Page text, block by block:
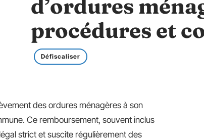
d’ordures
procédures et
Défiscaliser
des ordures ménagères à son
Ce remboursement, souvent inclus
strict et suscite régulièrement des